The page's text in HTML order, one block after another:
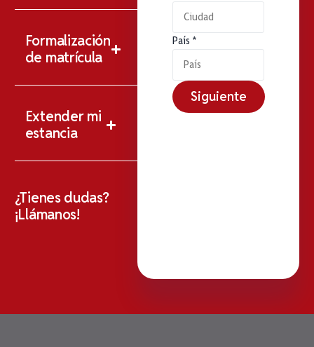
Formalización
de matrícula
Extender mi
estancia
¿Tienes dudas?
¡Llámanos!
País *
Siguiente